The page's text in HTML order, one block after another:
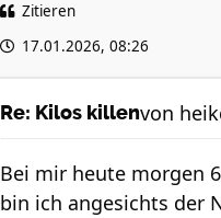
Zitieren
17.01.2026, 08:26
Re: Kilos killenvon
Bei mir heute morgen
bin ich angesichts der